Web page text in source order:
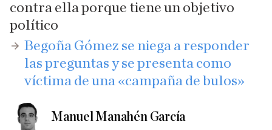
contra ella porque tiene un objetivo
político
​Begoña Gómez se niega a responder
las preguntas y se presenta como
víctima de una «campaña de bulos»
Manuel Manahén García